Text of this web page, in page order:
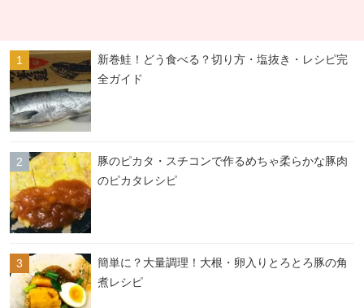
新巻鮭！どう食べる？切り方・塩抜き・レシピ完
全ガイド
豚のピカタ・スチコンで作るめちゃ柔らかな豚肉
のピカタレシピ
簡単に？大量調理！大根・卵入りとろとろ豚の角
煮レシピ